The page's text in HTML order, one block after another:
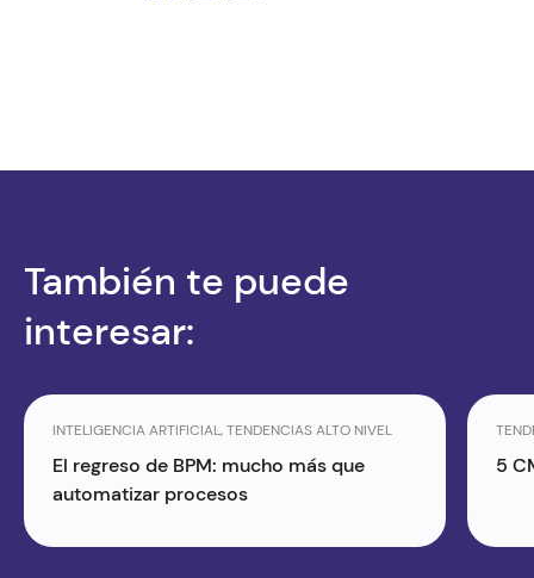
También te puede
interesar:
INTELIGENCIA ARTIFICIAL, TENDENCIAS ALTO NIVEL
El regreso de BPM: mucho más que
automatizar procesos
5